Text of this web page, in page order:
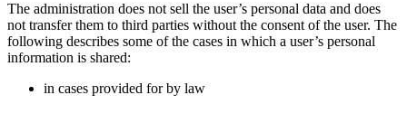
The administration does not sell the user’s personal data and does
not transfer them to third parties without the consent of the user. The
following describes some of the cases in which a user’s personal
information is shared:
in cases provided for by law